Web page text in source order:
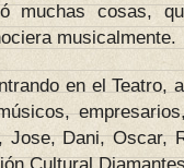
muchas cosas,
musicalmente.
en el Teatro,
Jose, Dani, Oscar,